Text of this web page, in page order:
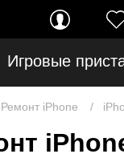
Игровые
Ремонт iPhone